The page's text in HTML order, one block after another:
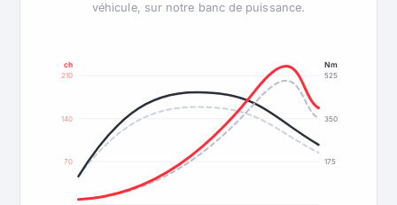
véhicule, sur notre banc de puissance.
70
140
210
175
350
525
ch Nm